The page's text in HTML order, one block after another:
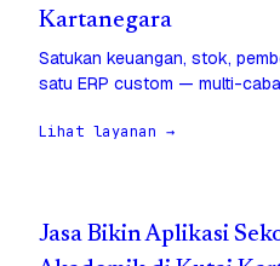
Kartanegara
Satukan keuangan, stok,
satu ERP custom — multi-
Lihat layanan →
Jasa Bikin Aplikasi